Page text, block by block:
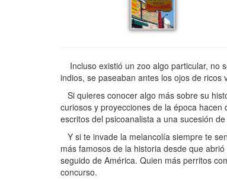
Incluso existió un zoo algo particular, no
indios, se paseaban antes los ojos de
Si quieres conocer algo más sobre su
curiosos y proyecciones de la época
escritos del psicoanalista a una sucesión
Y si te invade la melancolía siempre te
más famosos de la historia desde que
seguido de América. Quien más perritos
concurso.